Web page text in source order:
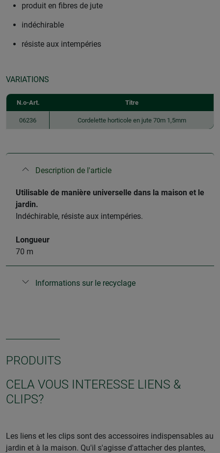
produit en fibres de jute
indéchirable
résiste aux intempéries
VARIATIONS
N.o-Art. Titre
06236 Cordelette horticole en jute 70m 1,5mm
Description de l'article
Utilisable de manière universelle dans la maison et le
jardin.
Indéchirable, résiste aux intempéries.
Longueur
70 m
Informations sur le recyclage
PRODUITS
CELA VOUS INTERESSE LIENS &
CLIPS?
Les liens et les clips sont des accessoires indispensables au
jardin et à la maison. Qu'il s'agisse d'attacher des plantes,